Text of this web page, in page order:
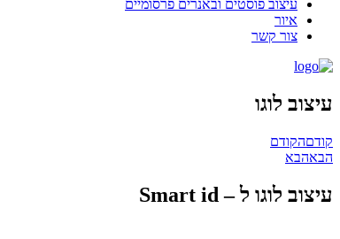
עיצוב פוסטים ובאנרים פרסומיים
איור
צור קשר
עיצוב לוגו
קודםהקודם
הבאהבא
עיצוב לוגו ל – Smart id